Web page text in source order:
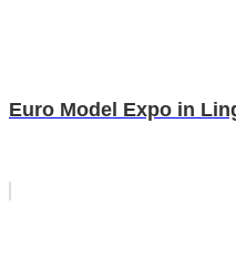
Euro Model Expo in